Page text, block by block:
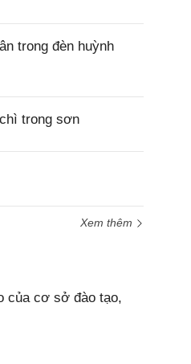
trong đèn huỳnh
trong sơn
Xem thêm
của cơ sở đào tạo,